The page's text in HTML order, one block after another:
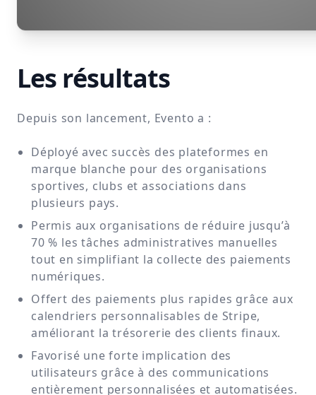
Les résultats
Depuis son lancement, Evento a :
Déployé avec succès des plateformes en
marque blanche pour des organisations
sportives, clubs et associations dans
plusieurs pays.
Permis aux organisations de réduire jusqu’à
70 % les tâches administratives manuelles
tout en simplifiant la collecte des paiements
numériques.
Offert des paiements plus rapides grâce aux
calendriers personnalisables de Stripe,
améliorant la trésorerie des clients finaux.
Favorisé une forte implication des
utilisateurs grâce à des communications
entièrement personnalisées et automatisées.